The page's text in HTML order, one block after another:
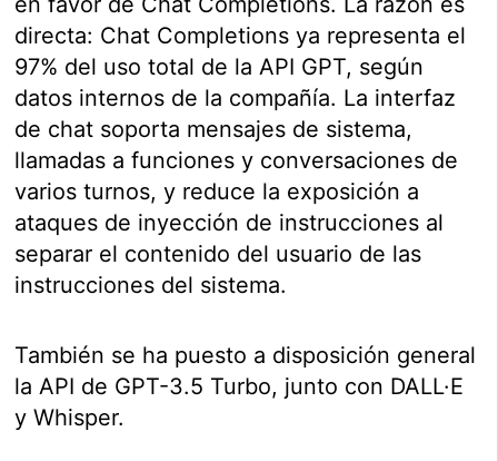
directa: Chat Completions ya representa el
97% del uso total de la API GPT, según
datos internos de la compañía. La interfaz
de chat soporta mensajes de sistema,
llamadas a funciones y conversaciones de
varios turnos, y reduce la exposición a
ataques de inyección de instrucciones al
separar el contenido del usuario de las
instrucciones del sistema.
También se ha puesto a disposición general
la API de GPT-3.5 Turbo, junto con DALL·E
y Whisper.